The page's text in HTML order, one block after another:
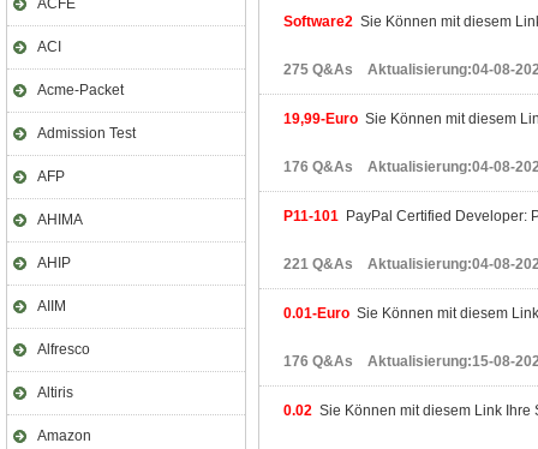
ACFE
ACI
Acme-Packet
Admission Test
AFP
AHIMA
AHIP
AIIM
Alfresco
Altiris
Amazon
Software2 Sie Können mit diesem
275 Q&As Aktualisierung:04-08-
19,99-Euro Sie Können mit diesem
176 Q&As Aktualisierung:04-08-
P11-101 PayPal Certified Developer:
221 Q&As Aktualisierung:04-08-
0.01-Euro Sie Können mit diesem
176 Q&As Aktualisierung:15-08-
0.02 Sie Können mit diesem Link